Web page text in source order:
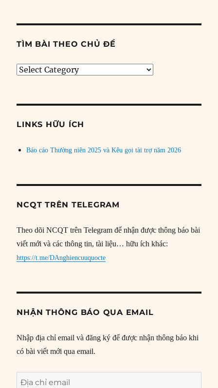
TÌM BÀI THEO CHỦ ĐỀ
Tìm
đề
LINKS HỮU ÍCH
Báo cáo Thường niên 2025 và Kêu gọi tài trợ năm 2026
NCQT TRÊN TELEGRAM
Theo dõi NCQT trên Telegram để nhận được thông báo bài
viết mới và các thông tin, tài liệu… hữu ích khác:
https://t.me/DAnghiencuuquocte
NHẬN THÔNG BÁO QUA EMAIL
Nhập địa chỉ email và đăng ký để được nhận thông báo khi
có bài viết mới qua email.
Địa